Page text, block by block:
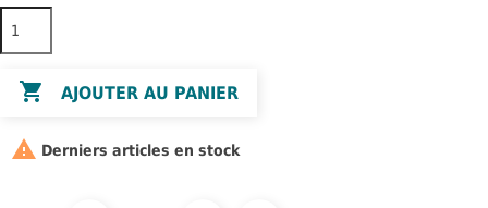
 AJOUTER AU PANIER
 Derniers articles en stock